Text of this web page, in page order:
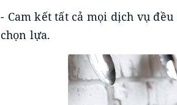
- Cam kết tất cả mọi dịch vụ
chọn lựa.